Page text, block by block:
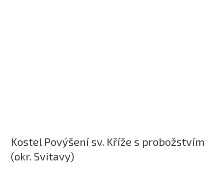
Kostel Povýšení sv. Kříže s probožstvím
(okr. Svitavy)